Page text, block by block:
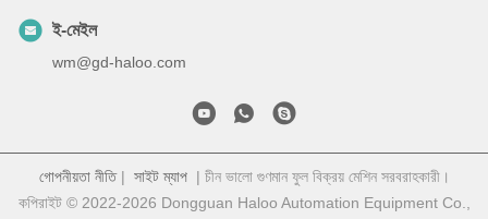
ই-মেইল
wm@gd-haloo.com
গোপনীয়তা নীতি| সাইট ম্যাপ| চীন ভালো গুণমান ফুল বিক্রয় মেশিন সরবরাহকারী।
কপিরাইট © 2022-2026 Dongguan Haloo Automation Equipment Co.,